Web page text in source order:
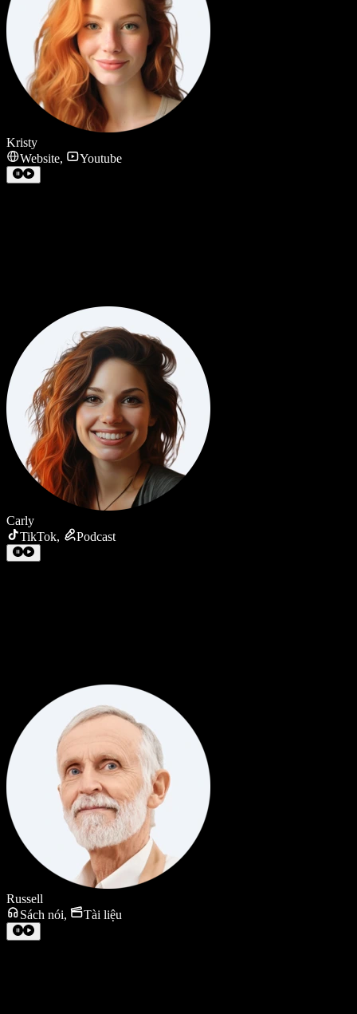
Kristy
Website, Youtube
Carly
TikTok, Podcast
Russell
Sách nói, Tài liệu